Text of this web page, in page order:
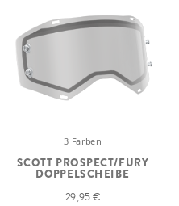
3 Farben
SCOTT PROSPECT/FURY
DOPPELSCHEIBE
29,95 €